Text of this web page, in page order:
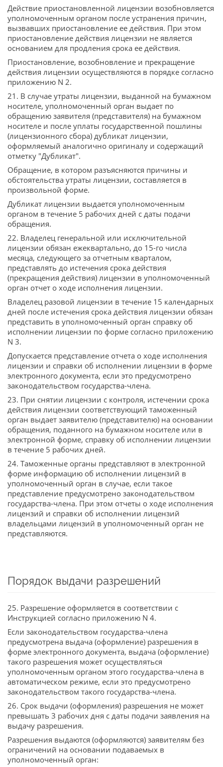
Действие приостановленной лицензии возобновляется
уполномоченным органом после устранения причин,
вызвавших приостановление ее действия. При этом
приостановление действия лицензии не является
основанием для продления срока ее действия.
Приостановление, возобновление и прекращение
действия лицензии осуществляются в порядке согласно
приложению N 2.
21. В случае утраты лицензии, выданной на бумажном
носителе, уполномоченный орган выдает по
обращению заявителя (представителя) на бумажном
носителе и после уплаты государственной пошлины
(лицензионного сбора) дубликат лицензии,
оформляемый аналогично оригиналу и содержащий
отметку "Дубликат".
Обращение, в котором разъясняются причины и
обстоятельства утраты лицензии, составляется в
произвольной форме.
Дубликат лицензии выдается уполномоченным
органом в течение 5 рабочих дней с даты подачи
обращения.
22. Владелец генеральной или исключительной
лицензии обязан ежеквартально, до 15-го числа
месяца, следующего за отчетным кварталом,
представлять до истечения срока действия
(прекращения действия) лицензии в уполномоченный
орган отчет о ходе исполнения лицензии.
Владелец разовой лицензии в течение 15 календарных
дней после истечения срока действия лицензии обязан
представить в уполномоченный орган справку об
исполнении лицензии по форме согласно приложению
N 3.
Допускается представление отчета о ходе исполнения
лицензии и справки об исполнении лицензии в форме
электронного документа, если это предусмотрено
законодательством государства-члена.
23. При снятии лицензии с контроля, истечении срока
действия лицензии соответствующий таможенный
орган выдает заявителю (представителю) на основании
обращения, поданного на бумажном носителе или в
электронной форме, справку об исполнении лицензии
в течение 5 рабочих дней.
24. Таможенные органы представляют в электронной
форме информацию об исполнении лицензий в
уполномоченный орган в случае, если такое
представление предусмотрено законодательством
государства-члена. При этом отчеты о ходе исполнения
лицензий и справки об исполнении лицензий
владельцами лицензий в уполномоченный орган не
представляются.
Порядок выдачи разрешений
25. Разрешение оформляется в соответствии с
Инструкцией согласно приложению N 4.
Если законодательством государства-члена
предусмотрена выдача (оформление) разрешения в
форме электронного документа, выдача (оформление)
такого разрешения может осуществляться
уполномоченным органом этого государства-члена в
автоматическом режиме, если это предусмотрено
законодательством такого государства-члена.
26. Срок выдачи (оформления) разрешения не может
превышать 3 рабочих дня с даты подачи заявления на
выдачу разрешения.
Разрешения выдаются (оформляются) заявителям без
ограничений на основании подаваемых в
уполномоченный орган: